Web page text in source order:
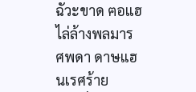
ฉัวะขาด ฅอแฮ
ไล่ล้างพลมาร
ศพดา ดาษแฮ
นเรศร้าย